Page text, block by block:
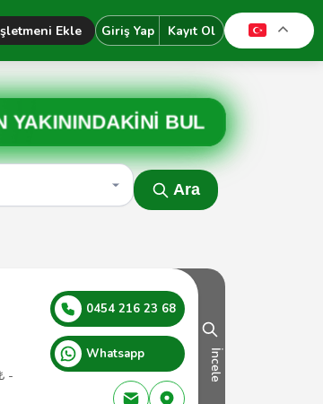
Ekle Giriş Yap Kayıt Ol
YAKININDAKİNİ BUL
Ara
-
0454 216 23 68
Whatsapp İncele